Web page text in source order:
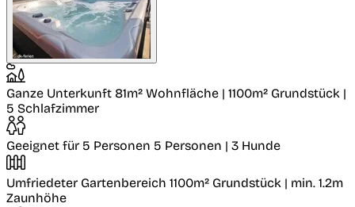
Ganze Unterkunft 81m² Wohnfläche | 1100m² Grundstück |
5 Schlafzimmer
Geeignet für 5 Personen 5 Personen | 3 Hunde
Umfriedeter Gartenbereich 1100m² Grundstück | min. 1.2m
Zaunhöhe